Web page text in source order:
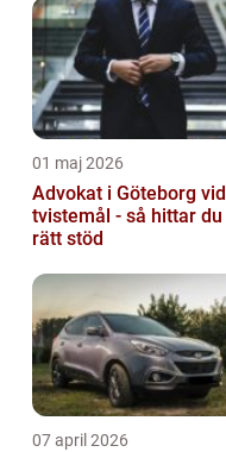
01 maj 2026
Advokat i Göteborg vid
tvistemål - så hittar du
rätt stöd
07 april 2026